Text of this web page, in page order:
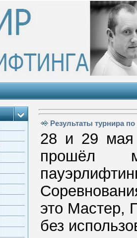
Результаты турнира
28 и 29
прошёл
это Мастер,
без